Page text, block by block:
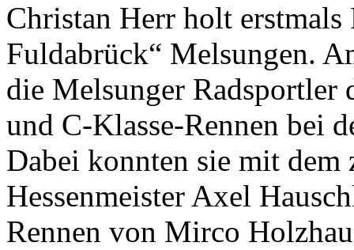
Christan Herr holt
Fuldabrück“ Melsungen.
die Melsunger Radsportler
und C-Klasse-Rennen bei
Dabei konnten sie mit
Hessenmeister Axel
Rennen von Mirco